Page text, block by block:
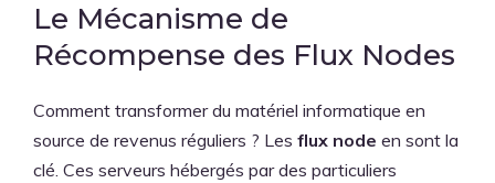
Le Mécanisme de
Récompense des Flux Nodes
Comment transformer du matériel informatique en
source de revenus réguliers ? Les flux node en sont la
clé. Ces serveurs hébergés par des particuliers